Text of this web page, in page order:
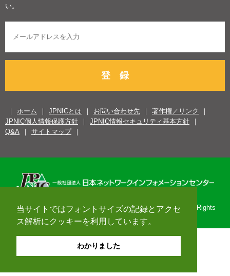
当サイトではフォントサイズの記録とアクセ
ス解析にクッキーを利用しています。
わかりました
い。
登 録
ホーム JPNICとは お問い合わせ先
著作権／リンク
JPNIC個人情報保護方針
JPNIC情報セキュリティ基本方針
Q&A
サイトマップ
Copyright© 1996-2026 Japan Network Information Center. All Rights
Reserved.